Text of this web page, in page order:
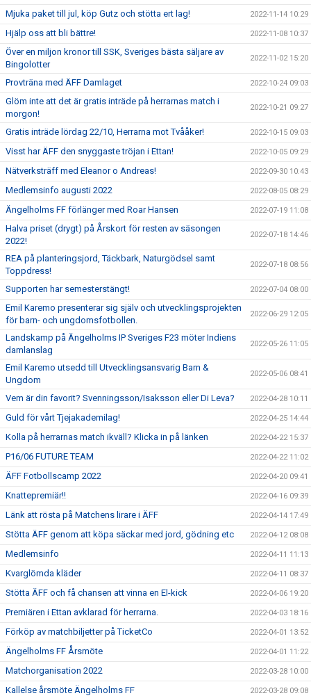
Mjuka paket till jul, köp Gutz och stötta ert lag! 2022-11-14 10:29
Hjälp oss att bli bättre! 2022-11-08 10:37
Över en miljon kronor till SSK, Sveriges bästa säljare av
Bingolotter
2022-11-02 15:20
Provträna med ÄFF Damlaget 2022-10-24 09:03
Glöm inte att det är gratis inträde på herrarnas match i
morgon!
2022-10-21 09:27
Gratis inträde lördag 22/10, Herrarna mot Tvååker! 2022-10-15 09:03
Visst har ÄFF den snyggaste tröjan i Ettan! 2022-10-05 09:29
Nätverksträff med Eleanor o Andreas! 2022-09-30 10:43
Medlemsinfo augusti 2022 2022-08-05 08:29
Ängelholms FF förlänger med Roar Hansen 2022-07-19 11:08
Halva priset (drygt) på Årskort för resten av säsongen
2022!
2022-07-18 14:46
REA på planteringsjord, Täckbark, Naturgödsel samt
Toppdress!
2022-07-18 08:56
Supporten har semesterstängt! 2022-07-04 08:00
Emil Karemo presenterar sig själv och utvecklingsprojekten
för barn- och ungdomsfotbollen.
2022-06-29 12:05
Landskamp på Ängelholms IP Sveriges F23 möter Indiens
damlanslag
2022-05-26 11:05
Emil Karemo utsedd till Utvecklingsansvarig Barn &
Ungdom
2022-05-06 08:41
Vem är din favorit? Svenningsson/Isaksson eller Di Leva? 2022-04-28 10:11
Guld för vårt Tjejakademilag! 2022-04-25 14:44
Kolla på herrarnas match ikväll? Klicka in på länken 2022-04-22 15:37
P16/06 FUTURE TEAM 2022-04-22 11:02
ÄFF Fotbollscamp 2022 2022-04-20 09:41
Knattepremiär!! 2022-04-16 09:39
Länk att rösta på Matchens lirare i ÄFF 2022-04-14 17:49
Stötta ÄFF genom att köpa säckar med jord, gödning etc 2022-04-12 08:08
Medlemsinfo 2022-04-11 11:13
Kvarglömda kläder 2022-04-11 08:37
Stötta ÄFF och få chansen att vinna en El-kick 2022-04-06 19:20
Premiären i Ettan avklarad för herrarna. 2022-04-03 18:16
Förköp av matchbiljetter på TicketCo 2022-04-01 13:52
Ängelholms FF Årsmöte 2022-04-01 11:22
Matchorganisation 2022 2022-03-28 10:00
Kallelse årsmöte Ängelholms FF 2022-03-28 09:08